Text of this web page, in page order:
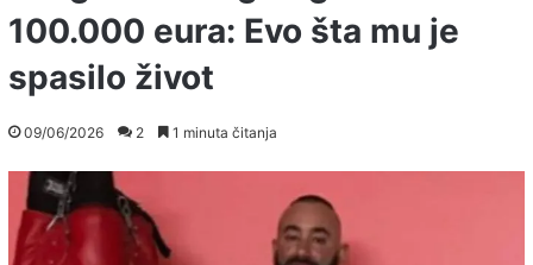
100.000 eura: Evo šta mu je
spasilo život
09/06/2026 2 1 minuta čitanja